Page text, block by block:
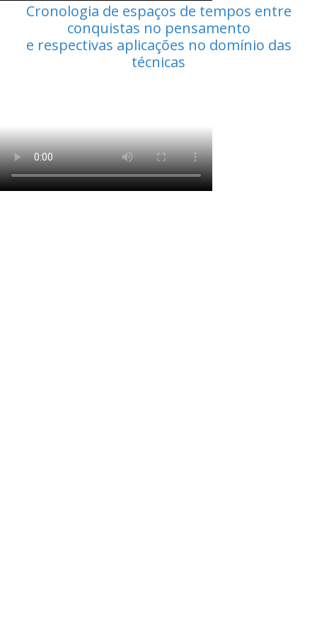
Cronologia de espaços de tempos entre
conquistas no pensamento
e respectivas aplicações no domínio das
técnicas